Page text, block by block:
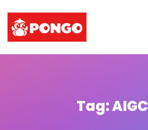
Tag: AIGC